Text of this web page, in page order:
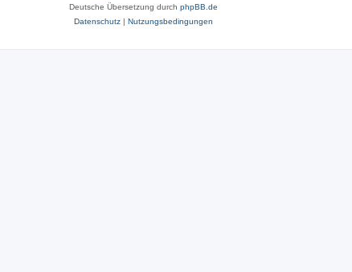
Deutsche Übersetzung durch phpBB.de
Datenschutz| Nutzungsbedingungen